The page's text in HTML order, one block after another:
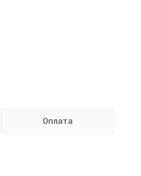
Оплата